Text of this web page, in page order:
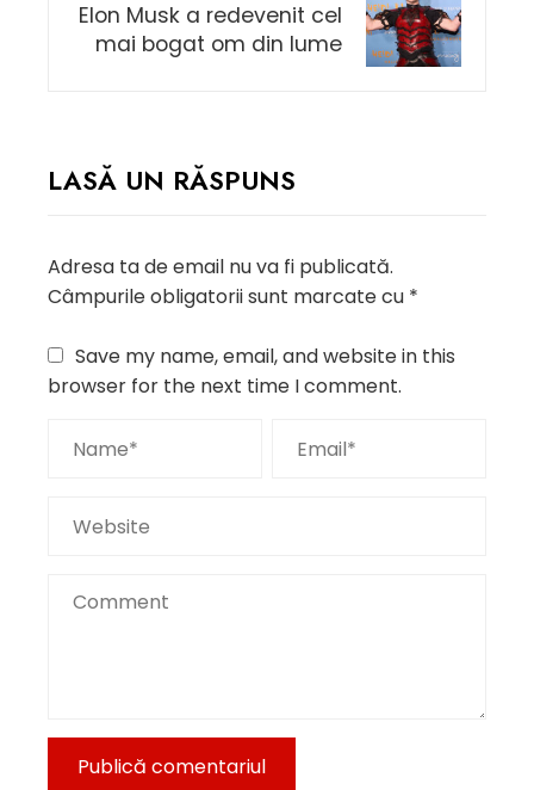
Elon Musk a redevenit cel
mai bogat om din lume
LASĂ UN RĂSPUNS
Adresa ta de email nu va fi publicată.
Câmpurile obligatorii sunt marcate cu *
Save my name, email, and website in this
browser for the next time I comment.